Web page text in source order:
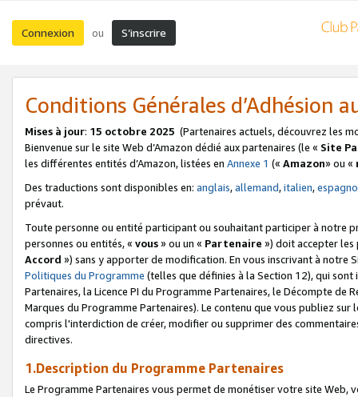
Connexion ou S’inscrire
Conditions Générales d’Adhésion
Mises à jour: 15 octobre 2025 (Partenaires actuels, découvrez les
Bienvenue sur le site Web d’Amazon dédié aux partenaires (le « Site
les différentes entités d’Amazon, listées en Annexe 1 (« Amazon» ou «
Des traductions sont disponibles en: anglais,allemand,italien,
prévaut.
Toute personne ou entité participant ou souhaitant participer à notre
personnes ou entités, « vous» ou un « Partenaire ») doit accepter les
Accord ») sans y apporter de modification. En vous inscrivant à notre
Politiques du Programme (telles que définies à la Section 12), qui
Partenaires, la Licence PI du Programme Partenaires, le Décompte de
Marques du Programme Partenaires). Le contenu que vous publiez
compris l'interdiction de créer, modifier ou supprimer des
directives.
1.Description du Programme Partenaires
Le Programme Partenaires vous permet de monétiser votre site Web,